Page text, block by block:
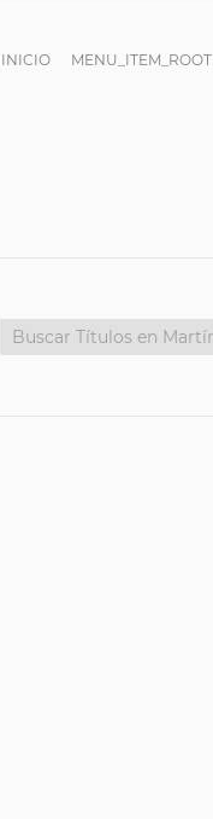
INICIO MENU_ITEM_ROOT